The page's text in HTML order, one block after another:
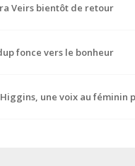
Veirs bientôt de retour
fonce vers le bonheur
une voix au féminin